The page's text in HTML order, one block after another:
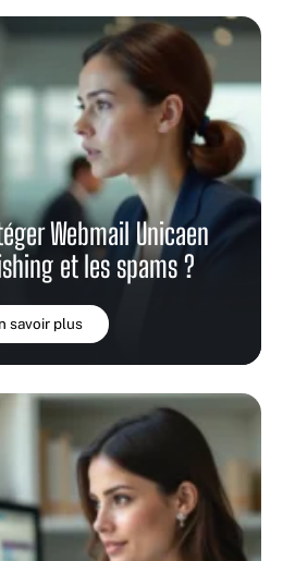
Webmail Unicaen
et les spams ?
savoir plus